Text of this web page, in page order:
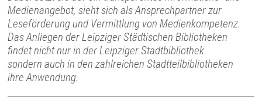
Medienangebot, sieht sich als Ansprechpartner zur
Leseförderung und Vermittlung von Medienkompetenz.
Das Anliegen der Leipziger Städtischen Bibliotheken
findet nicht nur in der Leipziger Stadtbibliothek
sondern auch in den zahlreichen Stadtteilbibliotheken
ihre Anwendung.